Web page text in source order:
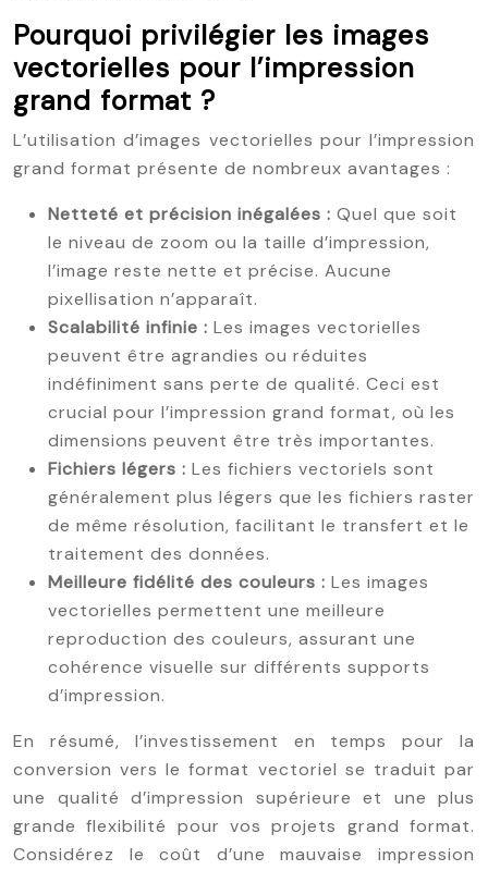
Pourquoi privilégier les images
vectorielles pour l’impression
grand format ?
L’utilisation d’images vectorielles pour l’impression
grand format présente de nombreux avantages :
Netteté et précision inégalées : Quel que soit
le niveau de zoom ou la taille d’impression,
l’image reste nette et précise. Aucune
pixellisation n’apparaît.
Scalabilité infinie : Les images vectorielles
peuvent être agrandies ou réduites
indéfiniment sans perte de qualité. Ceci est
crucial pour l’impression grand format, où les
dimensions peuvent être très importantes.
Fichiers légers : Les fichiers vectoriels sont
généralement plus légers que les fichiers raster
de même résolution, facilitant le transfert et le
traitement des données.
Meilleure fidélité des couleurs : Les images
vectorielles permettent une meilleure
reproduction des couleurs, assurant une
cohérence visuelle sur différents supports
d’impression.
En résumé, l’investissement en temps pour la
conversion vers le format vectoriel se traduit par
une qualité d’impression supérieure et une plus
grande flexibilité pour vos projets grand format.
Considérez le coût d’une mauvaise impression